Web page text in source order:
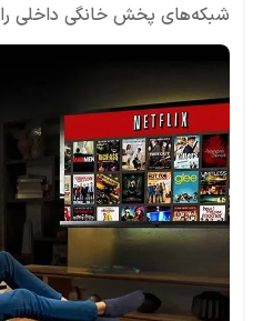
شبکه‌های پخش خانگی داخلی